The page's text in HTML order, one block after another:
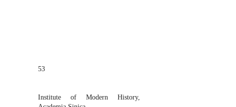
53
Institute of Modern History,